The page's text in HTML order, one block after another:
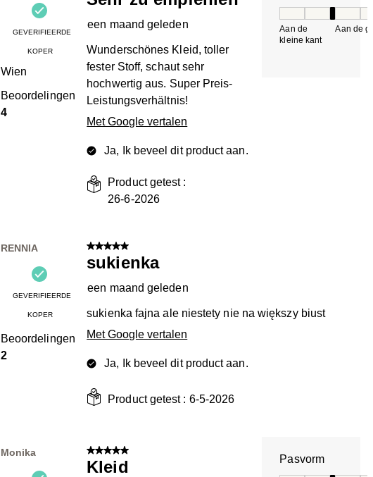
GEVERIFIEERDE
KOPER
Wien
Beoordelingen
4
een maand geleden
Wunderschönes Kleid, toller
fester Stoff, schaut sehr
hochwertig aus. Super Preis-
Leistungsverhältnis!
Met Google vertalen
Ja, Ik beveel dit product aan.
Product getest :
26-6-2026
Aan de
kleine kant
Aan de
RENNIA
GEVERIFIEERDE
KOPER
Beoordelingen
2
5 van 5 sterren.
sukienka
een maand geleden
sukienka fajna ale niestety nie na większy biust
Met Google vertalen
Ja, Ik beveel dit product aan.
Product getest : 6-5-2026
Monika 5 van 5 sterren.
Kleid
Pasvorm